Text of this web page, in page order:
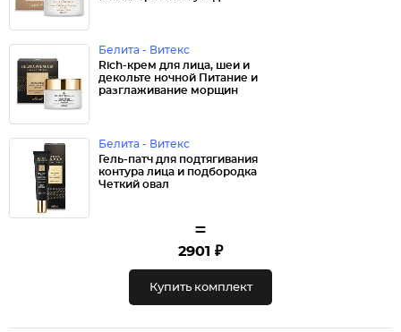
Белита - Витекс
Rich-крем для лица, шеи и
декольте ночной Питание и
разглаживание морщин
Белита - Витекс
Гель-патч для подтягивания
контура лица и подбородка
Четкий овал
=
2901 ₽
Купить комплект